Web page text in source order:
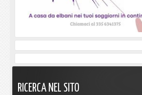
RICERCA NEL SITO